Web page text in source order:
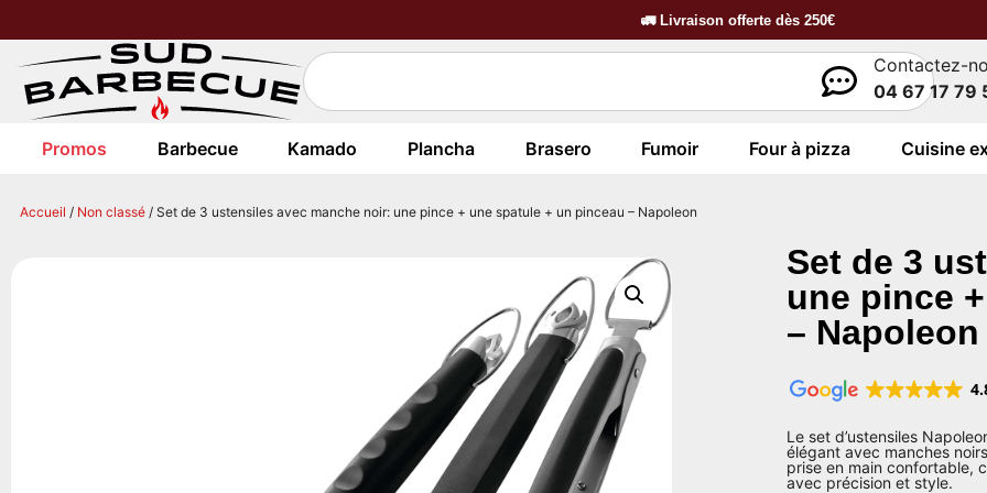
🚛 Livraison offerte dès 250€
Contactez-
04 67 17 79
Promos Barbecue Kamado Plancha Brasero Fumoir Four à pizza Cuisine
Accueil / Non classé / Set de 3 ustensiles avec manche noir: une pince + une spatule + un pinceau – Napoleon
Set de 3
une pince
– Napoleon
Le set d’ustensiles
élégant avec manches
prise en main confortable,
avec précision et style.